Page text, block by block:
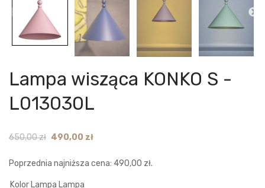
Lampa wisząca KONKO S -
L013030L
650,00zł Original
was:
650,00 zł.
490,00 złCurrent
is:
Poprzednia najniższa cena: 490,00 zł.
Kolor Lampa Lampa